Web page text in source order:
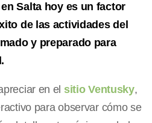
Salta hoy es un factor
de las actividades del
y preparado para
en el sitio Ventusky,
para observar cómo se